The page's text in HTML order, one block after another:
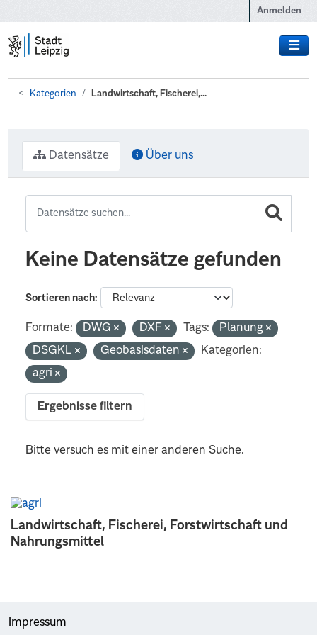
Anmelden
Kategorien Landwirtschaft, Fischerei,...
Landwirtschaft, Fischerei, Forstwirtschaft und
Nahrungsmittel
Datensätze Über uns
Keine Datensätze gefunden
Sortieren nach
Formate: DWG DXF Tags:
Planung
DSGKL
Geobasisdaten
Kategorien:
agri
Ergebnisse filtern
Bitte versuch es mit einer anderen Suche.
Impressum